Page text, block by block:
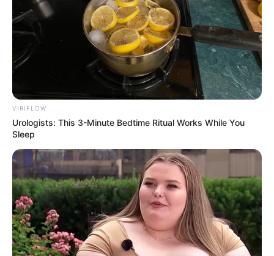
VIRIFLOW
Urologists: This 3-Minute Bedtime Ritual Works While You
Sleep